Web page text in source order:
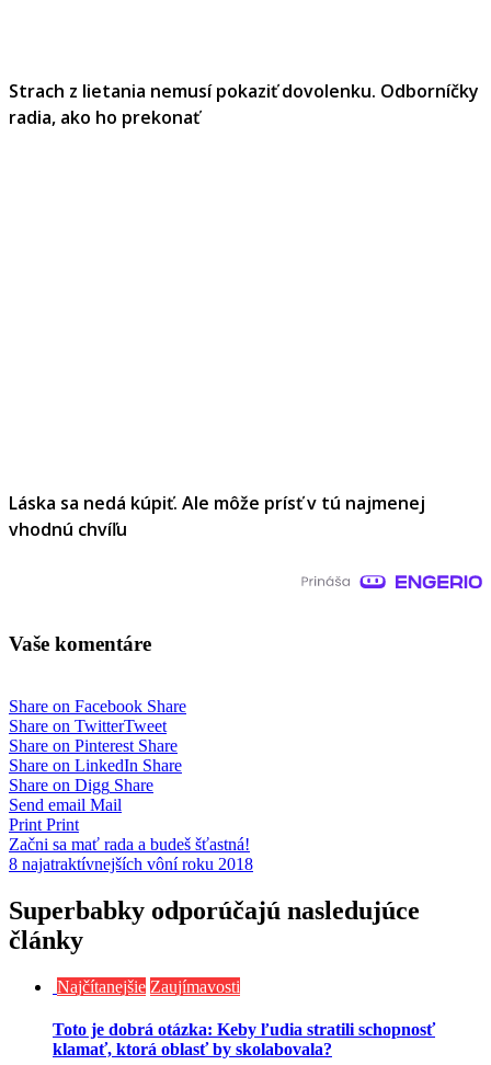
Strach z lietania nemusí pokaziť dovolenku. Odborníčky
radia, ako ho prekonať
Láska sa nedá kúpiť. Ale môže prísť v tú najmenej
vhodnú chvíľu
Vaše komentáre
Share on Facebook Share
Share on TwitterTweet
Share on Pinterest Share
Share on LinkedIn Share
Share on Digg Share
Send email Mail
Print Print
Navigácia
v
článku
Začni sa mať rada a budeš šťastná!
8 najatraktívnejších vôní roku 2018
Superbabky odporúčajú nasledujúce
články
Najčítanejšie Zaujímavosti
Toto je dobrá otázka: Keby ľudia stratili schopnosť
klamať, ktorá oblasť by skolabovala?